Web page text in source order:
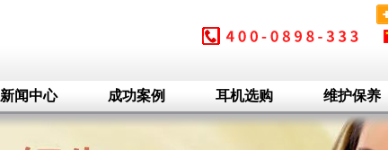
新闻中心 成功案例 耳机选购 维护保养